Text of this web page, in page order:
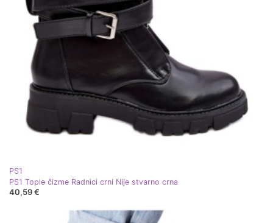
PS1
PS1 Tople čizme Radnici crni Nije stvarno crna
40,59 €